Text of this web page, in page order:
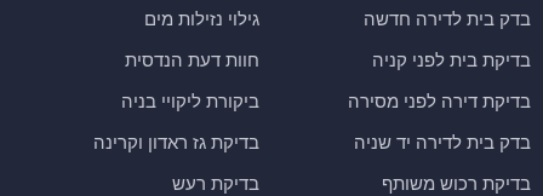
בדק בית לדירה חדשה
בדיקת בית לפני קניה
בדיקת דירה לפני מסירה
בדק בית לדירה יד שניה
בדיקת רכוש משותף
גילוי נזילות מים
חוות דעת הנדסית
ביקורת ליקויי בניה
בדיקת גז ראדון וקרינה
בדיקת רעש